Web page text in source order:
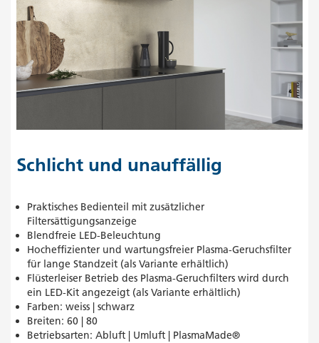
Schlicht und unauffällig
Praktisches Bedienteil mit zusätzlicher
Filtersättigungsanzeige
Blendfreie LED-Beleuchtung
Hocheffizienter und wartungsfreier Plasma-Geruchsfilter
für lange Standzeit (als Variante erhältlich)
Flüsterleiser Betrieb des Plasma-Geruchfilters wird durch
ein LED-Kit angezeigt (als Variante erhältlich)
Farben: weiss | schwarz
Breiten: 60 | 80
Betriebsarten: Abluft | Umluft | PlasmaMade®